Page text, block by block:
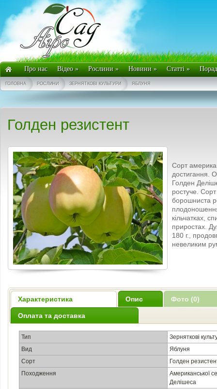
Про нас Відео» Рослини» Новини» Статті»
ЯБЛУНЯ
ЗЕРНЯТКОВІ КУЛЬТУРИ
РОСЛИНИ
ГОЛОВНА
Голден резистент
Сорт
достигання.
Голден
ростуче.
борошниста
кільчатках,
приростах.
180 г.,
невеликим
Характеристика Опис Фото (0)
Оплата та доставка
Тип
Зерняткові
Вид
Яблуня
Сорт
Голден
Походження
Американської
Делішеса